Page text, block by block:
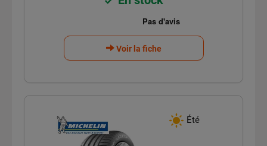
Voir la fiche
Été